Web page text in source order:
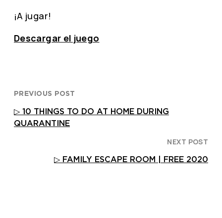
¡A jugar!
Descargar el juego
PREVIOUS POST
▷ 10 THINGS TO DO AT HOME DURING
QUARANTINE
NEXT POST
▷ FAMILY ESCAPE ROOM | FREE 2020